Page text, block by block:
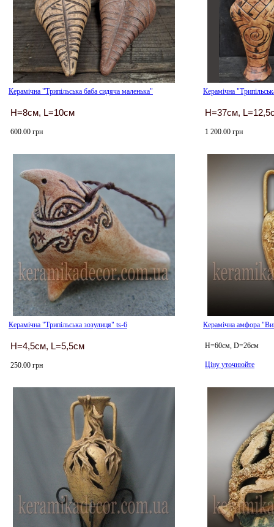
Керамічна "Трипільська баба сидяча маленька"
H=8см, L=10см
600.00 грн
Керамічна
H=37см,
1 200.00 грн
Керамічна "Трипільська зозулиця" ts-6
H=4,5см, L=5,5см
250.00 грн
Керамічна амфора
H=60см, D=26см
Ціну уточнюйте